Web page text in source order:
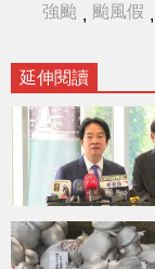
強颱
颱風假
延伸閱讀
{PLAYICON}